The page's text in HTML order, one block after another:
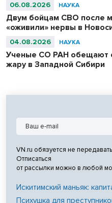
06.08.2026 НАУКА
Двум бойцам СВО после
«оживили» нервы в
04.08.2026 НАУКА
Ученые СО РАН обещают
жару в Западной Сибири
VN.ru обязуется не
Отписаться
от рассылки можно в любой
Искитимский маньяк:
Психушка для